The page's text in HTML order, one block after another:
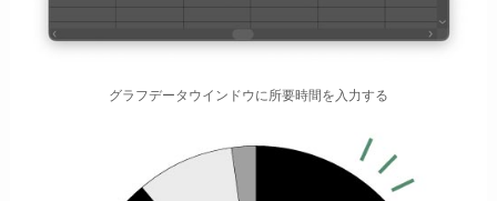
グラフデータウインドウに所要時間を入力する